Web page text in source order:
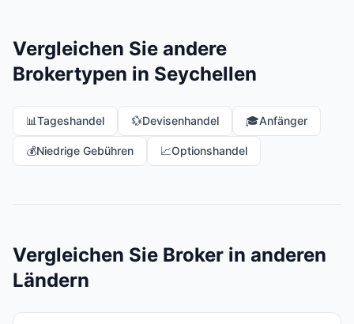
Vergleichen Sie andere
Brokertypen in Seychellen
📊Tageshandel 💱Devisenhandel 🎓Anfänger
💰Niedrige Gebühren 📈Optionshandel
Vergleichen Sie Broker in anderen
Ländern